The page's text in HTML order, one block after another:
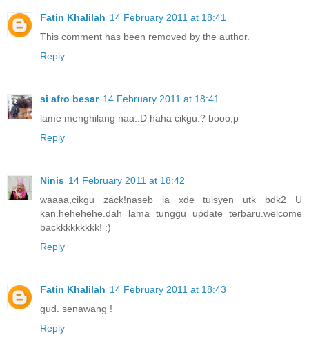
Fatin Khalilah 14 February 2011 at 18:41
This comment has been removed by the author.
Reply
si afro besar 14 February 2011 at 18:41
lame menghilang naa.:D haha cikgu.? booo;p
Reply
Ninis 14 February 2011 at 18:42
waaaa,cikgu zack!naseb la xde tuisyen utk bdk2 U
kan.hehehehe.dah lama tunggu update terbaru.welcome
backkkkkkkkk! :)
Reply
Fatin Khalilah 14 February 2011 at 18:43
gud. senawang !
Reply